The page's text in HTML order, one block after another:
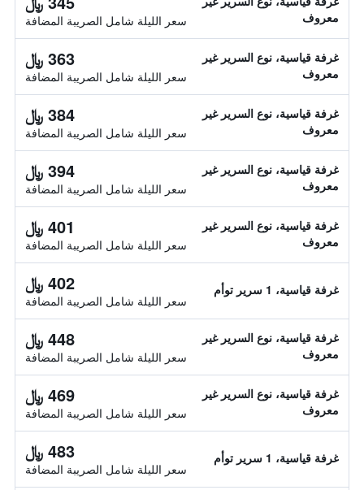
معروف
سعر الليلة شامل الصريبة المضافة
غرفة قياسية، نوع السرير غير
معروف
363 ﷼
سعر الليلة شامل الصريبة المضافة
غرفة قياسية، نوع السرير غير
معروف
384 ﷼
سعر الليلة شامل الصريبة المضافة
غرفة قياسية، نوع السرير غير
معروف
394 ﷼
سعر الليلة شامل الصريبة المضافة
غرفة قياسية، نوع السرير غير
معروف
401 ﷼
سعر الليلة شامل الصريبة المضافة
غرفة قياسية، 1 سرير توأم 402 ﷼
سعر الليلة شامل الصريبة المضافة
غرفة قياسية، نوع السرير غير
معروف
448 ﷼
سعر الليلة شامل الصريبة المضافة
غرفة قياسية، نوع السرير غير
معروف
469 ﷼
سعر الليلة شامل الصريبة المضافة
غرفة قياسية، 1 سرير توأم 483 ﷼
سعر الليلة شامل الصريبة المضافة